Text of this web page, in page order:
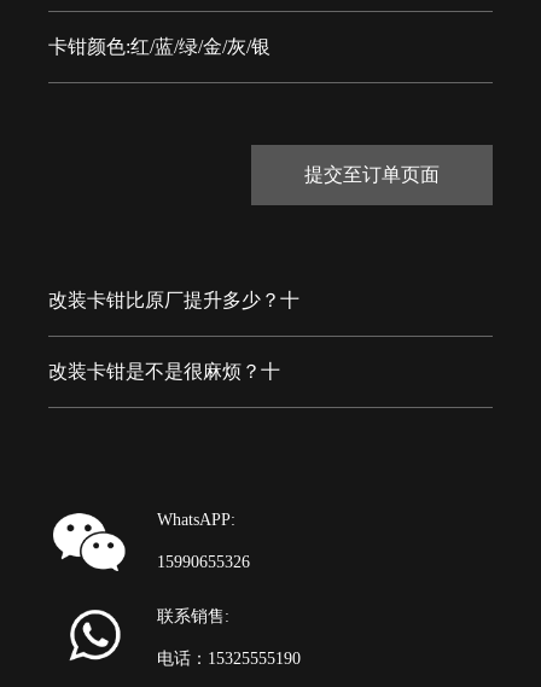
卡钳颜色:红/蓝/绿/金/灰/银
提交至订单页面
改装卡钳比原厂提升多少？十
改装卡钳是不是很麻烦？十
WhatsAPP:
15990655326
联系销售:
电话：15325555190